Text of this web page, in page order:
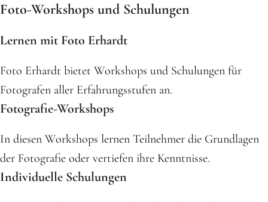
Foto-Workshops und Schulungen
Lernen mit Foto Erhardt
Foto Erhardt bietet Workshops und Schulungen für
Fotografen aller Erfahrungsstufen an.
Fotografie-Workshops
In diesen Workshops lernen Teilnehmer die Grundlagen
der Fotografie oder vertiefen ihre Kenntnisse.
Individuelle Schulungen